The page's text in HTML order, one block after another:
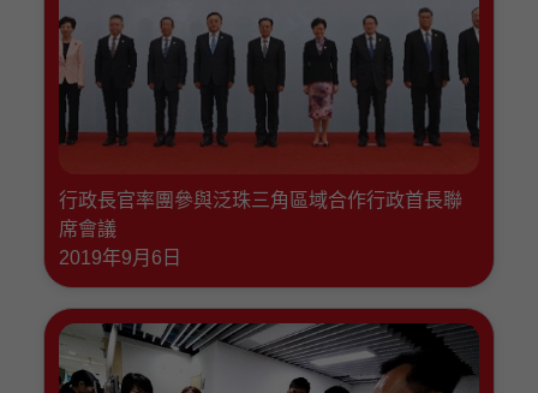
行政長官率團參與泛珠三角區域合作行政首長聯
席會議
2019年9月6日